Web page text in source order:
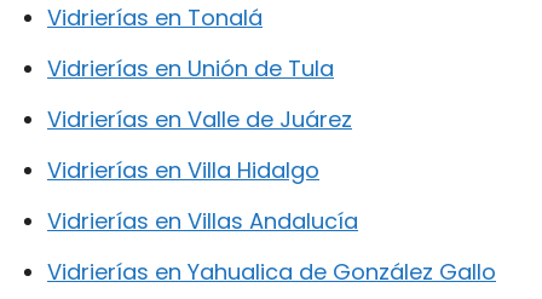
Vidrierías en Tonalá
Vidrierías en Unión de Tula
Vidrierías en Valle de Juárez
Vidrierías en Villa Hidalgo
Vidrierías en Villas Andalucía
Vidrierías en Yahualica de González Gallo